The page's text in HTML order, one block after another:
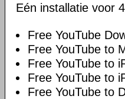
Eén installatie voor
Free YouTube
Free YouTube to
Free YouTube to
Free YouTube to
Free YouTube to